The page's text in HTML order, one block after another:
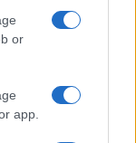
or
app.